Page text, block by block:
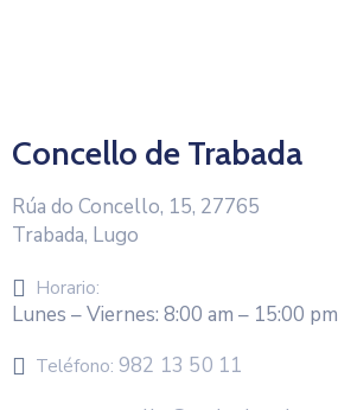
Concello de Trabada
Rúa do Concello, 15, 27765
Trabada, Lugo
Horario:
Lunes – Viernes: 8:00 am – 15:00 pm
Teléfono: 982 13 50 11